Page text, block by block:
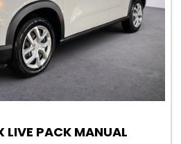
LIVE PACK MANUAL